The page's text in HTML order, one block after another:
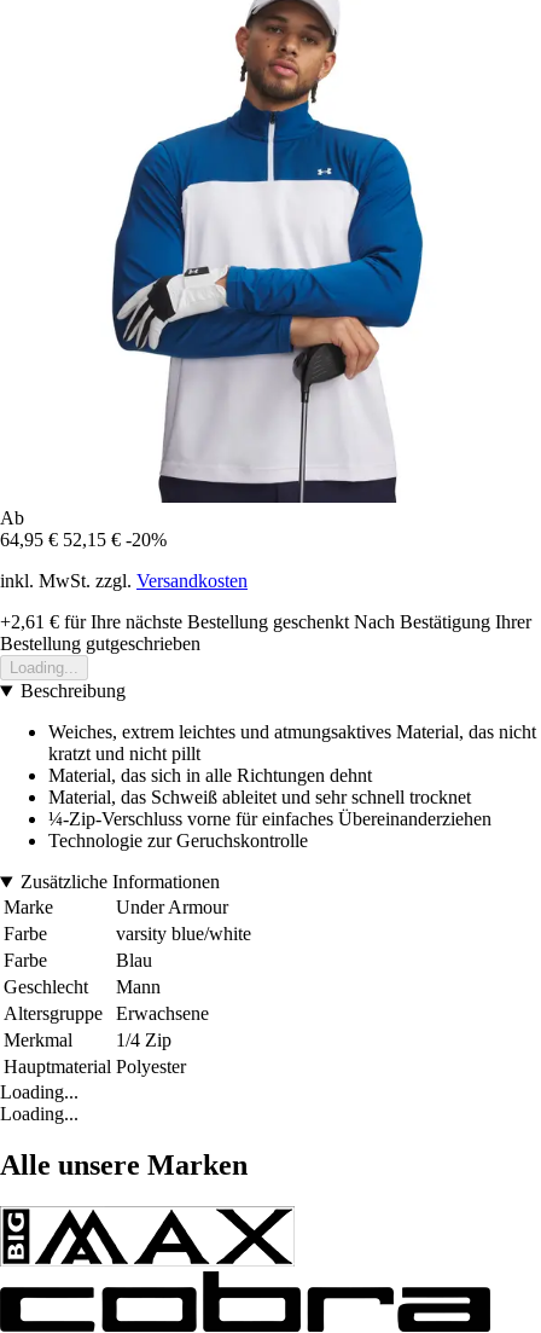
Ab
64,95 € 52,15 € -20%
inkl. MwSt. zzgl. Versandkosten
+2,61 € für Ihre nächste Bestellung geschenkt Nach Bestätigung Ihrer
Bestellung gutgeschrieben
Loading...
Beschreibung
Weiches, extrem leichtes und atmungsaktives Material, das nicht
kratzt und nicht pillt
Material, das sich in alle Richtungen dehnt
Material, das Schweiß ableitet und sehr schnell trocknet
¼-Zip-Verschluss vorne für einfaches Übereinanderziehen
Technologie zur Geruchskontrolle
Zusätzliche Informationen
Marke
Under Armour
Farbe
varsity blue/white
Farbe
Blau
Geschlecht
Mann
Altersgruppe
Erwachsene
Merkmal
1/4 Zip
Hauptmaterial Polyester
Loading...
Loading...
Alle unsere Marken